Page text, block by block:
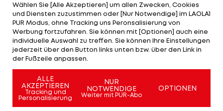
Im Jahr 1997 plante man, selbst mit einem Team in
die Königsklasse einzusteigen, dies gelang jedoch
nicht und das Unternehmen geriet in
wirtschaftliche Turbulenzen.
Vor einigen Jahren erwarb der Unternehmer und
nebenberufliche Rennfahrer Till Bechtolsheimer
die Markenrechte und belebte Lola wieder.
Wählen Sie [Alle Akzeptieren] um allen Zwecken, Cookies
und Diensten zuzustimmen oder [Nur Notwendige] im LAOLA1
PUR Modus, ohne Tracking uns Peronsalisierung von
Werbung fortzufahren. Sie können mit [Optionen] auch eine
individuelle Auswahl zu treffen. Sie können Ihre Einstellungen
jederzeit über den Button links unten bzw. über den Link in
der Fußzeile anpassen.
ALLE
AKZEPTIEREN
Tracking und
Personalisierung
NUR
NOTWENDIGE
Weiter mit PUR-Abo
OPTIONEN